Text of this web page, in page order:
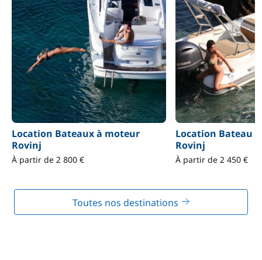
Location Bateaux à moteur
Rovinj
À partir de 2 800 €
Location Bateau
Rovinj
À partir de 2 450 €
Toutes nos destinations